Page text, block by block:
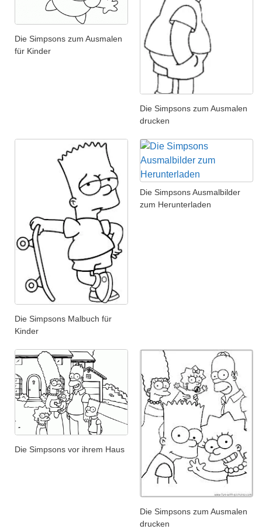
Die Simpsons zum Ausmalen
für Kinder
Die Simpsons zum Ausmalen
drucken
Die Simpsons Malbuch für
Kinder
Die Simpsons Ausmalbilder
zum Herunterladen
Die Simpsons vor ihrem Haus
Die Simpsons zum Ausmalen
drucken